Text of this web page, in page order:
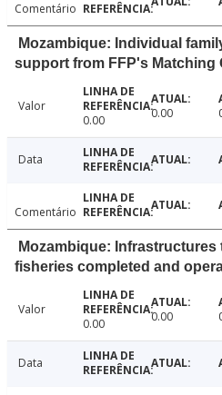
Comentário
Mozambique: Individual
support from FFP's Matching
Valor
0.00
0.00
Data
Comentário
Mozambique: Infrastructures
fisheries completed and
Valor
0.00
0.00
Data